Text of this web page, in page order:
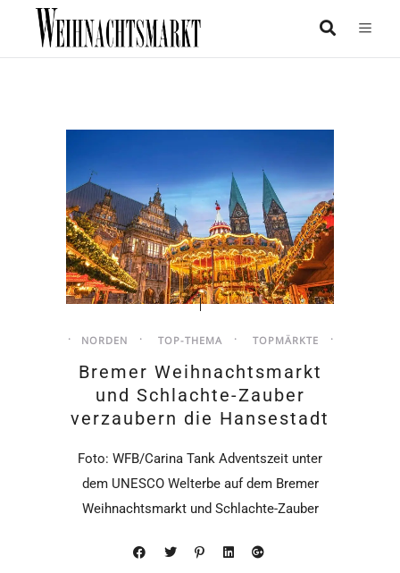
NORDEN TOP-THEMA TOPMÄRKTE
Bremer Weihnachtsmarkt
und Schlachte-Zauber
verzaubern die Hansestadt
Foto: WFB/Carina Tank Adventszeit unter
dem UNESCO Welterbe auf dem Bremer
Weihnachtsmarkt und Schlachte-Zauber